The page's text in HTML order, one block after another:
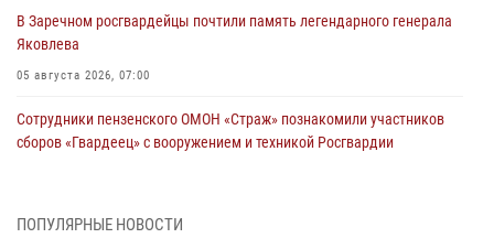
В Заречном росгвардейцы почтили память легендарного генерала
Яковлева
05 августа 2026, 07:00
Сотрудники пензенского ОМОН «Страж» познакомили участников
сборов «Гвардеец» с вооружением и техникой Росгвардии
В Пензе сотрудники Росгвардии оказали помощь
ПОПУЛЯРНЫЕ НОВОСТИ